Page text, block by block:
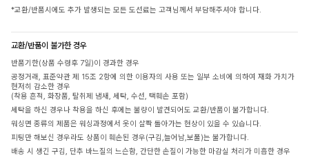
*교환/반품시에도 추가 발생되는 모든 도선료는 고객님께서 부담해주셔야 합니다.
교환/반품이 불가한 경우
반품기한(상품 수령후 7일)이 경과한 경우
공정거래, 표준약관 제 15조 2항에 의한 이용자의 사용 또는 일부 소비에 의하여 재화 가치가
현저히 감소한 경우
(착용 흔적, 화장품, 탈취제 냄새, 세탁, 수선, 택훼손 포함)
세탁을 하신 경우나 착용을 하신 후에는 불량이 발견되어도 교환/반품이 불가합니다.
워싱면 종류의 제품은 워싱과정에서 옷이 살짝 돌아가는 현상이 있을 수 있습니다.
피팅만 해보신 경우라도 상품이 훼손된 경우(구김,늘어남,보풀)는 불가합니다.
배송 시 생긴 구김, 단추 바느질의 느슨함, 간단한 손질이 가능한 마감실 처리가 미흡한 경우